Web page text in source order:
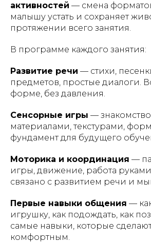
активностей — смена
малышу устать и сохраняет
протяжении всего занятия.
В программе каждого занятия:
Развитие речи — стихи,
предметов, простые диалоги.
форме, без давления.
Сенсорные игры —
материалами, текстурами,
фундамент для будущего
Моторика и координация —
игры, движение, работа
связано с развитием речи и
Первые навыки общения —
игрушку, как подождать, как
самые навыки, которые
комфортным.